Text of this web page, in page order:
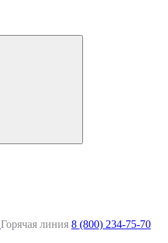
Горячая линия 8 (800) 234-75-70